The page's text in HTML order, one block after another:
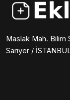
Maslak Mah. Bilim
Sarıyer /